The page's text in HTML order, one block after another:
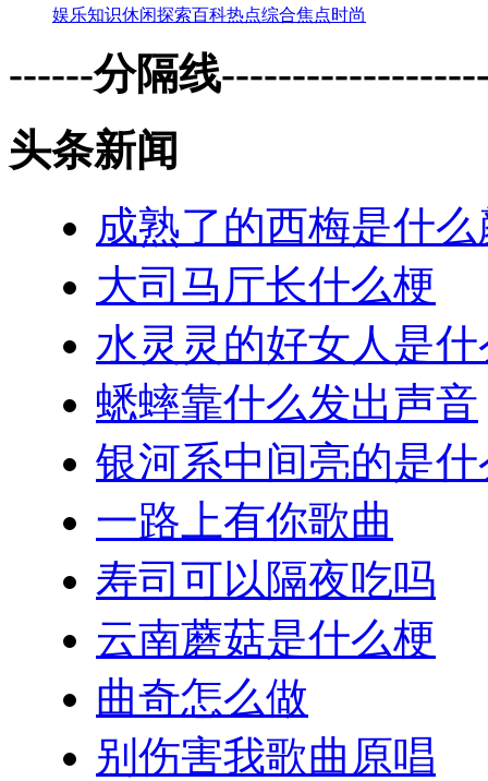
娱乐知识休闲探索百科热点综合焦点时尚
------分隔线
头条新闻
成熟了的西梅是什
大司马厅长什么梗
水灵灵的好女人是
蟋蟀靠什么发出声音
银河系中间亮的是什
一路上有你歌曲
寿司可以隔夜吃吗
云南蘑菇是什么梗
曲奇怎么做
别伤害我歌曲原唱